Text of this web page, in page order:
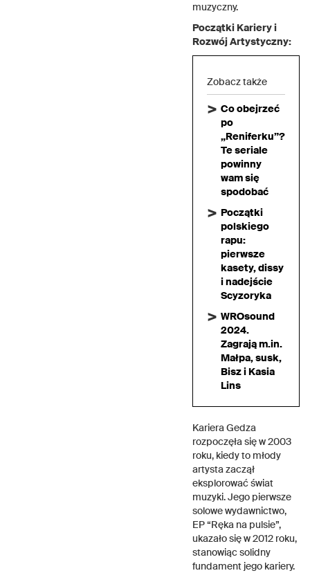
muzyczny.
Początki Kariery i
Rozwój Artystyczny:
Zobacz także
Co obejrzeć
po
„Reniferku”?
Te seriale
powinny
wam się
spodobać
Początki
polskiego
rapu:
pierwsze
kasety, dissy
i nadejście
Scyzoryka
WROsound
2024.
Zagrają m.in.
Małpa, susk,
Bisz i Kasia
Lins
Kariera Gedza
rozpoczęła się w 2003
roku, kiedy to młody
artysta zaczął
eksplorować świat
muzyki. Jego pierwsze
solowe wydawnictwo,
EP “Ręka na pulsie”,
ukazało się w 2012 roku,
stanowiąc solidny
fundament jego kariery.